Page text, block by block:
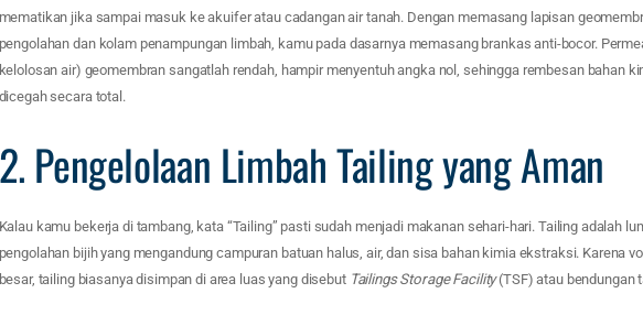
mematikan jika sampai masuk ke akuifer atau cadangan air tanah. Dengan memasang lapisan
pengolahan dan kolam penampungan limbah, kamu pada dasarnya memasang brankas anti-bocor.
kelolosan air) geomembran sangatlah rendah, hampir menyentuh angka nol, sehingga rembesan bahan
dicegah secara total.
2. Pengelolaan Limbah Tailing yang Aman
Kalau kamu bekerja di tambang, kata “Tailing” pasti sudah menjadi makanan sehari-hari. Tailing adalah
pengolahan bijih yang mengandung campuran batuan halus, air, dan sisa bahan kimia ekstraksi. Karena
besar, tailing biasanya disimpan di area luas yang disebut Tailings Storage Facility(TSF) atau bendungan